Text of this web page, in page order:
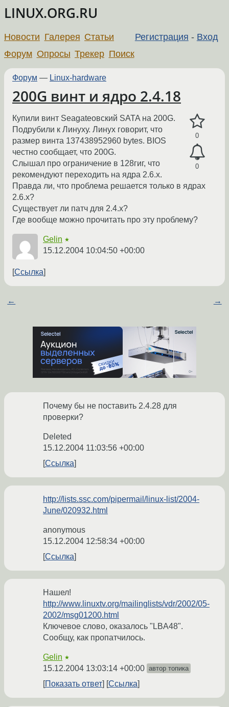
LINUX.ORG.RU
Регистрация - Вход
Новости Галерея Статьи
Форум Опросы Трекер Поиск
Форум — Linux-hardware
200G винт и ядро 2.4.18
0
0
Купили винт Seagateовский SATA на 200G.
Подрубили к Линуху. Линух говорит, что
размер винта 137438952960 bytes. BIOS
честно сообщает, что 200G.
Слышал про ограничение в 128гиг, что
рекомендуют переходить на ядра 2.6.x.
Правда ли, что проблема решается только в ядрах
2.6.x?
Существует ли патч для 2.4.x?
Где вообще можно прочитать про эту проблему?
Gelin ★
15.12.2004 10:04:50 +00:00
Ссылка
← →
Почему бы не поставить 2.4.28 для
проверки?
Deleted
15.12.2004 11:03:56 +00:00
Ссылка
http://lists.ssc.com/pipermail/linux-list/2004-
June/020932.html
anonymous
15.12.2004 12:58:34 +00:00
Ссылка
Нашел!
http://www.linuxtv.org/mailinglists/vdr/2002/05-
2002/msg01200.html
Ключевое слово, оказалось "LBA48".
Сообщу, как пропатчилось.
Gelin ★
15.12.2004 13:03:14 +00:00 автор топика
Показать ответ Ссылка